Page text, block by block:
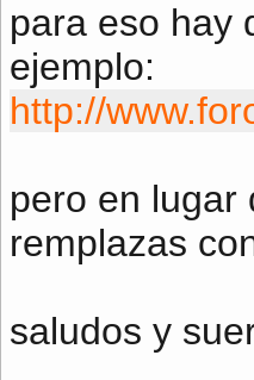
para eso hay
ejemplo:
http://
pero en lugar
remplazas
saludos y